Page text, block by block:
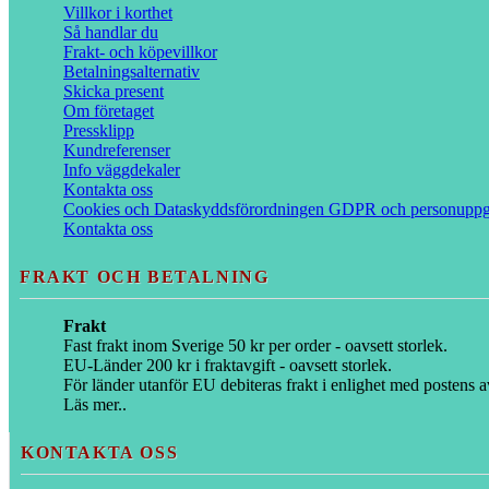
Villkor i korthet
Så handlar du
Frakt- och köpevillkor
Betalningsalternativ
Skicka present
Om företaget
Pressklipp
Kundreferenser
Info väggdekaler
Kontakta oss
Cookies och Dataskyddsförordningen GDPR och
Kontakta oss
FRAKT OCH BETALNING
Frakt
Fast frakt inom Sverige 50 kr per order - oavsett storlek.
EU-Länder 200 kr i fraktavgift - oavsett storlek.
För länder utanför EU debiteras frakt i enlighet med postens
Läs mer..
KONTAKTA OSS